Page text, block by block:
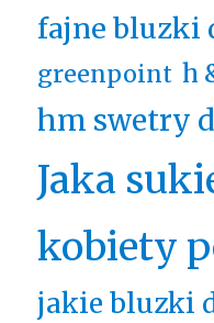
fajne bluzki
greenpoint h
hm swetry
Jaka
kobiety
jakie bluzki